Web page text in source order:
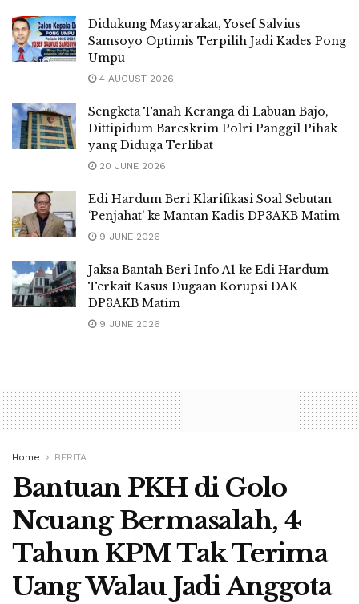
Didukung Masyarakat, Yosef Salvius
Samsoyo Optimis Terpilih Jadi Kades Pong
Umpu
4 AUGUST 2026
Sengketa Tanah Keranga di Labuan Bajo,
Dittipidum Bareskrim Polri Panggil Pihak
yang Diduga Terlibat
20 JUNE 2026
Edi Hardum Beri Klarifikasi Soal Sebutan
‘Penjahat’ ke Mantan Kadis DP3AKB Matim
9 JUNE 2026
Jaksa Bantah Beri Info A1 ke Edi Hardum
Terkait Kasus Dugaan Korupsi DAK
DP3AKB Matim
9 JUNE 2026
Home BERITA
Bantuan PKH di Golo
Ncuang Bermasalah, 4
Tahun KPM Tak Terima
Uang Walau Jadi Anggota